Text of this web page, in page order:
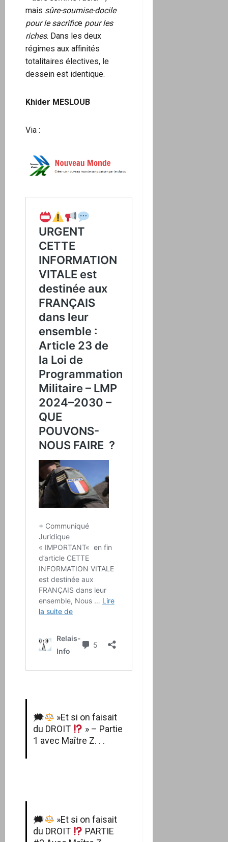
mais sûre-soumise-docile
pour le sacrifice pour les
riches. Dans les deux
régimes aux affinités
totalitaires électives, le
dessein est identique.
Khider MESLOUB
Via :
🗯
»Et si on faisait
du DROIT
» – Partie
1 avec Maître Z. . .
🗯
»Et si on faisait
du DROIT
PARTIE